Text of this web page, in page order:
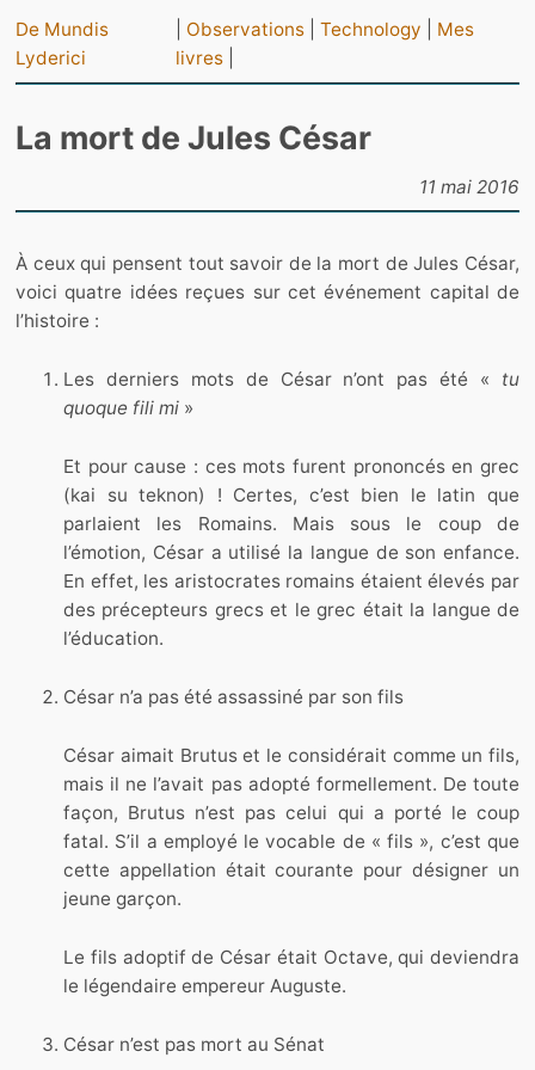
De Mundis
Lyderici
Observations |Technology
Mes
livres
La mort de Jules César
11 mai 2016
À ceux qui pensent tout savoir de la mort de Jules César,
voici quatre idées reçues sur cet événement capital de
l’histoire :
Les derniers mots de César n’ont pas été « tu
quoque fili mi »
Et pour cause : ces mots furent prononcés en grec
(kai su teknon) ! Certes, c’est bien le latin que
parlaient les Romains. Mais sous le coup de
l’émotion, César a utilisé la langue de son enfance.
En effet, les aristocrates romains étaient élevés par
des précepteurs grecs et le grec était la langue de
l’éducation.
César n’a pas été assassiné par son fils
César aimait Brutus et le considérait comme un fils,
mais il ne l’avait pas adopté formellement. De toute
façon, Brutus n’est pas celui qui a porté le coup
fatal. S’il a employé le vocable de « fils », c’est que
cette appellation était courante pour désigner un
jeune garçon.
Le fils adoptif de César était Octave, qui deviendra
le légendaire empereur Auguste.
César n’est pas mort au Sénat